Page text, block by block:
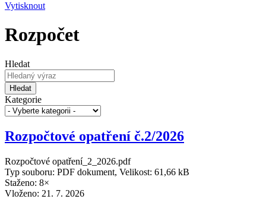
Vytisknout
Rozpočet
Hledat
Hledat
Kategorie
Rozpočtové opatření č.2/2026
Rozpočtové opatření_2_2026.pdf
Typ souboru: PDF dokument, Velikost: 61,66 kB
Staženo: 8×
Vloženo: 21. 7. 2026